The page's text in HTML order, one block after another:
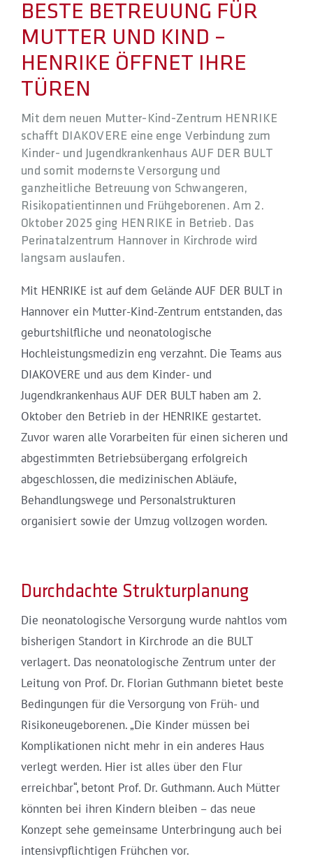
BESTE BETREUUNG FÜR
MUTTER UND KIND –
HENRIKE ÖFFNET IHRE
TÜREN
Mit dem neuen Mutter-Kind-Zentrum HENRIKE
schafft DIAKOVERE eine enge Verbindung zum
Kinder- und Jugendkrankenhaus AUF DER BULT
und somit modernste Versorgung und
ganzheitliche Betreuung von Schwangeren,
Risikopatientinnen und Frühgeborenen. Am 2.
Oktober 2025 ging HENRIKE in Betrieb. Das
Perinatalzentrum Hannover in Kirchrode wird
langsam auslaufen.
Mit HENRIKE ist auf dem Gelände AUF DER BULT in
Hannover ein Mutter-Kind-Zentrum entstanden, das
geburtshilfliche und neonatologische
Hochleistungsmedizin eng verzahnt. Die Teams aus
DIAKOVERE und aus dem Kinder- und
Jugendkrankenhaus AUF DER BULT haben am 2.
Oktober den Betrieb in der HENRIKE gestartet.
Zuvor waren alle Vorarbeiten für einen sicheren und
abgestimmten Betriebsübergang erfolgreich
abgeschlossen, die medizinischen Abläufe,
Behandlungswege und Personalstrukturen
organisiert sowie der Umzug vollzogen worden.
Durchdachte Strukturplanung
Die neonatologische Versorgung wurde nahtlos vom
bisherigen Standort in Kirchrode an die BULT
verlagert. Das neonatologische Zentrum unter der
Leitung von Prof. Dr. Florian Guthmann bietet beste
Bedingungen für die Versorgung von Früh- und
Risikoneugeborenen. „Die Kinder müssen bei
Komplikationen nicht mehr in ein anderes Haus
verlegt werden. Hier ist alles über den Flur
erreichbar“, betont Prof. Dr. Guthmann. Auch Mütter
könnten bei ihren Kindern bleiben – das neue
Konzept sehe gemeinsame Unterbringung auch bei
intensivpflichtigen Frühchen vor.